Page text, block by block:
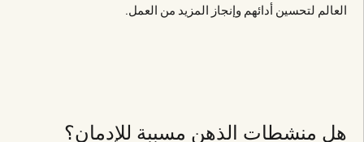
العالم لتحسين أدائهم وإنجاز المزيد من العمل.
هل منشطات الذهن مسببة للإدمان؟